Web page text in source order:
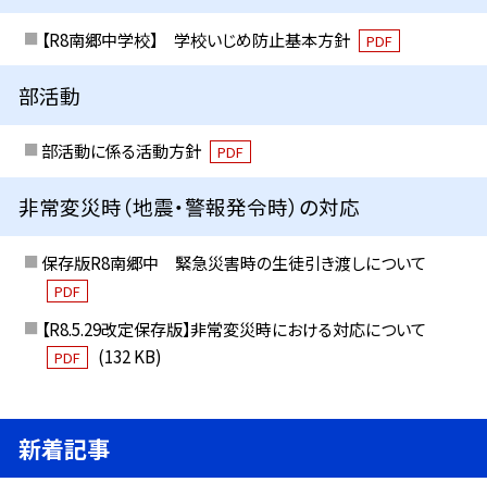
【R8南郷中学校】 学校いじめ防止基本方針 PDF
部活動
部活動に係る活動方針 PDF
非常変災時（地震・警報発令時）の対応
保存版R8南郷中 緊急災害時の生徒引き渡しについて
PDF
【R8.5.29改定保存版】非常変災時における対応について
PDF (132 KB)
新着記事